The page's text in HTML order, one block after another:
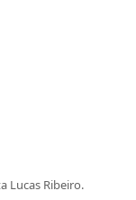
Lucas Ribeiro.